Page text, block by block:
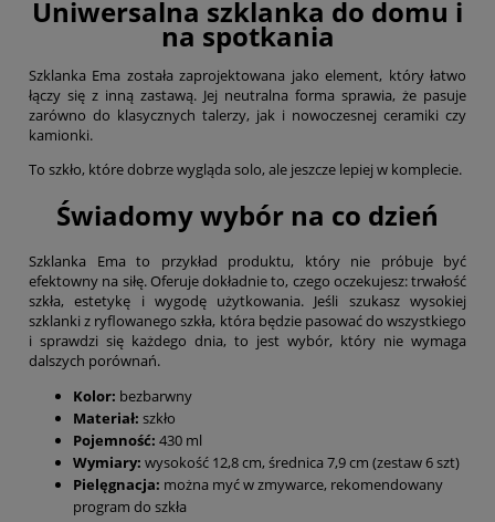
Uniwersalna szklanka do domu i
na spotkania
Szklanka Ema została zaprojektowana jako element, który łatwo
łączy się z inną zastawą. Jej neutralna forma sprawia, że pasuje
zarówno do klasycznych talerzy, jak i nowoczesnej ceramiki czy
kamionki.
To szkło, które dobrze wygląda solo, ale jeszcze lepiej w komplecie.
Świadomy wybór na co dzień
Szklanka Ema to przykład produktu, który nie próbuje być
efektowny na siłę. Oferuje dokładnie to, czego oczekujesz: trwałość
szkła, estetykę i wygodę użytkowania. Jeśli szukasz wysokiej
szklanki z ryflowanego szkła, która będzie pasować do wszystkiego
i sprawdzi się każdego dnia, to jest wybór, który nie wymaga
dalszych porównań.
Kolor: bezbarwny
Materiał: szkło
Pojemność: 430 ml
Wymiary: wysokość 12,8 cm, średnica 7,9 cm (zestaw 6 szt)
Pielęgnacja: można myć w zmywarce, rekomendowany
program do szkła